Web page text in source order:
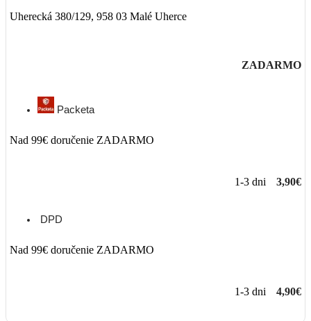
Uherecká 380/129, 958 03 Malé Uherce
ZADARMO
Packeta
Nad 99€ doručenie ZADARMO
1-3 dni 3,90€
DPD
Nad 99€ doručenie ZADARMO
1-3 dni 4,90€